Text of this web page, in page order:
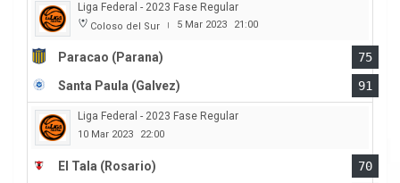
Liga Federal - 2023 Fase Regular
Coloso del Sur | 5 Mar 2023 21:00
Paracao (Parana)
75
Santa Paula (Galvez)
91
Liga Federal - 2023 Fase Regular
10 Mar 2023 22:00
El Tala (Rosario)
70